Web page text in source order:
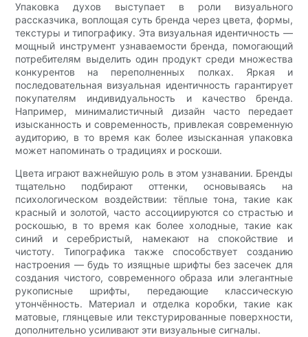
Упаковка духов выступает в роли визуального
рассказчика, воплощая суть бренда через цвета, формы,
текстуры и типографику. Эта визуальная идентичность —
мощный инструмент узнаваемости бренда, помогающий
потребителям выделить один продукт среди множества
конкурентов на переполненных полках. Яркая и
последовательная визуальная идентичность гарантирует
покупателям индивидуальность и качество бренда.
Например, минималистичный дизайн часто передает
изысканность и современность, привлекая современную
аудиторию, в то время как более изысканная упаковка
может напоминать о традициях и роскоши.
Цвета играют важнейшую роль в этом узнавании. Бренды
тщательно подбирают оттенки, основываясь на
психологическом воздействии: тёплые тона, такие как
красный и золотой, часто ассоциируются со страстью и
роскошью, в то время как более холодные, такие как
синий и серебристый, намекают на спокойствие и
чистоту. Типографика также способствует созданию
настроения — будь то изящные шрифты без засечек для
создания чистого, современного образа или элегантные
рукописные шрифты, передающие классическую
утончённость. Материал и отделка коробки, такие как
матовые, глянцевые или текстурированные поверхности,
дополнительно усиливают эти визуальные сигналы.